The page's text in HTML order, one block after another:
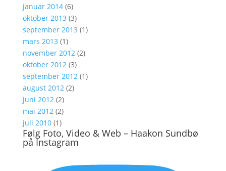
januar 2014(6)
oktober 2013(3)
september 2013(1)
mars 2013(1)
november 2012(2)
oktober 2012(3)
september 2012(1)
august 2012(2)
juni 2012(2)
mai 2012(2)
juli 2010(1)
Følg Foto, Video & Web – Haakon Sundbø
på Instagram